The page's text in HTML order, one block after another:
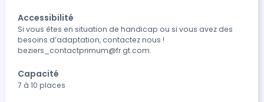
Accessibilité
Si vous êtes en situation de handicap ou si vous avez des
besoins d’adaptation, contactez nous !
beziers_contactprimum@fr.gt.com.
Capacité
7 à 10 places